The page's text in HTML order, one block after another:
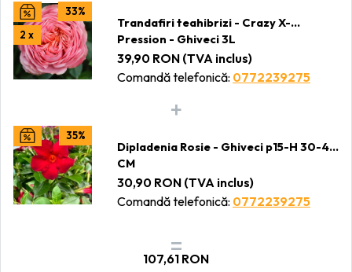
2 x
33%
Trandafiri teahibrizi - Crazy X-
Pression - Ghiveci 3L
39,90 RON (TVA inclus)
Comandă telefonică: 0772239275
35%
Dipladenia Rosie - Ghiveci p15-H 30-40
CM
30,90 RON (TVA inclus)
Comandă telefonică: 0772239275
107,61 RON